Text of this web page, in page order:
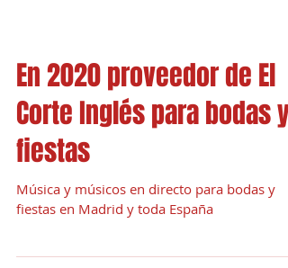
En 2020 proveedor de El
Corte Inglés para bodas y
fiestas
Música y músicos en directo para bodas y